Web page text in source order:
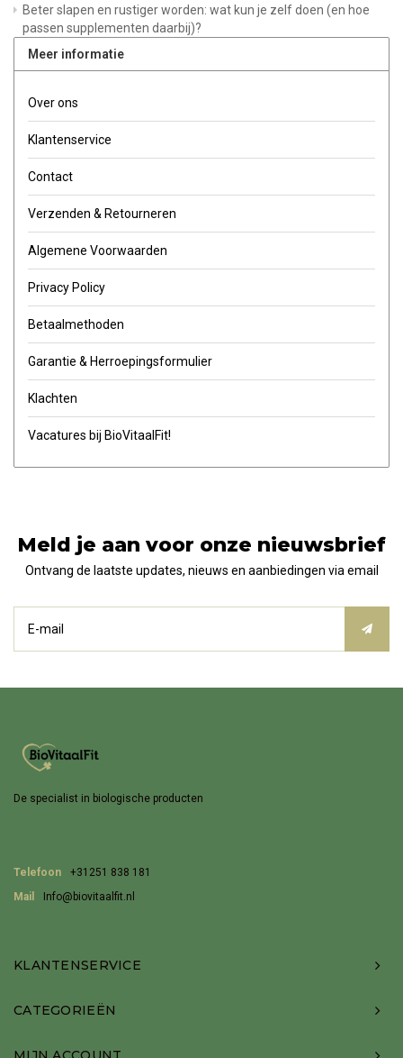
Beter slapen en rustiger worden: wat kun je zelf doen (en hoe
passen supplementen daarbij)?
Meer informatie
Over ons
Klantenservice
Contact
Verzenden & Retourneren
Algemene Voorwaarden
Privacy Policy
Betaalmethoden
Garantie & Herroepingsformulier
Klachten
Vacatures bij BioVitaalFit!
Meld je aan voor onze nieuwsbrief
Ontvang de laatste updates, nieuws en aanbiedingen via email
De specialist in biologische producten
Telefoon
+31251 838 181
Mail
Info@biovitaalfit.nl
KLANTENSERVICE
CATEGORIEËN